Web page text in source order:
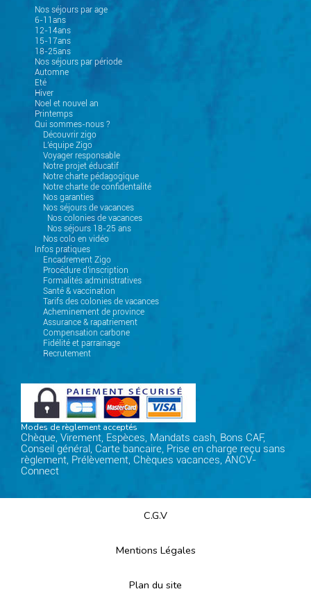
Nos séjours par age
6-11ans
12-14ans
15-17ans
18-25ans
Nos séjours par période
Automne
Eté
Hiver
Noel et nouvel an
Printemps
Qui sommes-nous ?
Découvrir zigo
L'équipe Zigo
Voyager responsable
Notre projet éducatif
Notre charte pédagogique
Notre charte de confidentalité
Nos garanties
Nos séjours de vacances
Nos colonies de vacances
Nos séjours 18-25 ans
Nos colo en vidéo
Infos pratiques
Encadrement Zigo
Procédure d'inscription
Formalités administratives
Santé & vaccination
Tarifs des colonies de vacances
Acheminement de province
Assurance & rapatriement
Compensation carbone
Fidélité et parrainage
Recrutement
Modes de règlement acceptés
Chèque, Virement, Espèces, Mandats cash, Bons CAF,
Conseil général, Carte bancaire, Prise en charge reçu sans
règlement, Prélèvement, Chèques vacances, ANCV-
Connect
C.G.V
Mentions Légales
Plan du site